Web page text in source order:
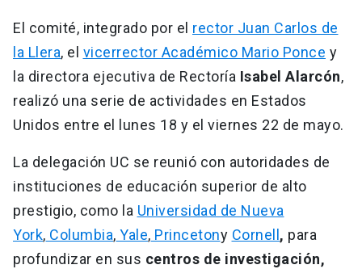
El comité, integrado por el rector Juan Carlos de
la Llera, el vicerrector Académico Mario Ponce y
la directora ejecutiva de Rectoría Isabel Alarcón,
realizó una serie de actividades en Estados
Unidos entre el lunes 18 y el viernes 22 de mayo.
La delegación UC se reunió con autoridades de
instituciones de educación superior de alto
prestigio, como la Universidad de Nueva
York, Columbia, Yale, Princetony Cornell , para
profundizar en sus centros de investigación,